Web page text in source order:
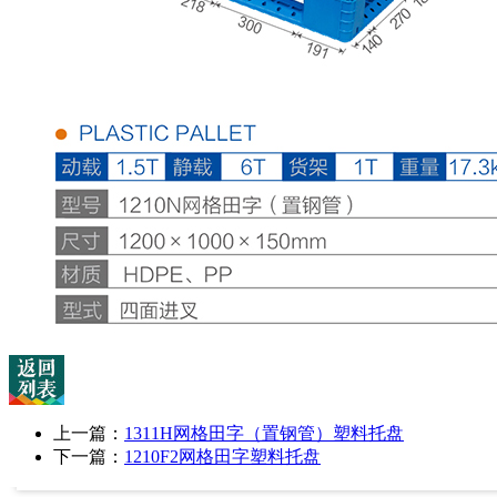
上一篇： 1311H网格田字（置钢管）塑料托盘
下一篇： 1210F2网格田字塑料托盘